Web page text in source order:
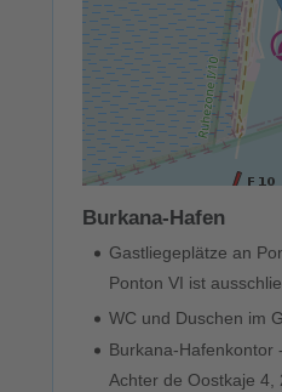
Burkana-Hafen
Gastliegeplätze an
Ponton VI ist
WC und Duschen im
Burkana-Hafenkontor
Achter de Oostkaje 4,